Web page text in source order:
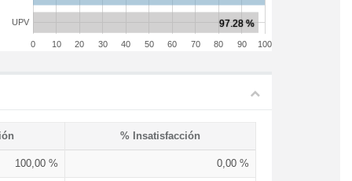
0 10 20 30 40 50 60 70 80 90 100
UPV
% Insatisfacción
100,00 % 0,00 %